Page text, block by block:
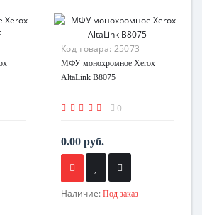
Код товара: 25073
МФУ монохромное Xerox
AltaLink B8075
0
0.00 руб.
Наличие: Под заказ